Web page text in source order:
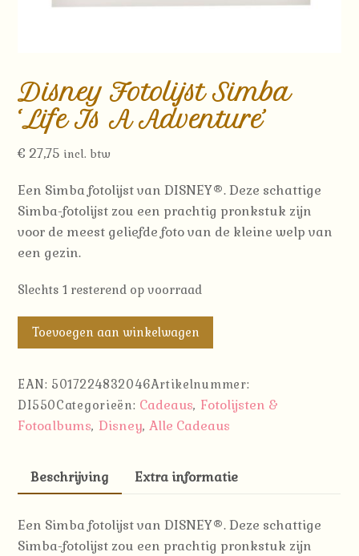
Disney Fotolijst Simba
‘Life Is A Adventure’
€ 27,75 incl. btw
Een Simba fotolijst van DISNEY®. Deze schattige
Simba-fotolijst zou een prachtig pronkstuk zijn
voor de meest geliefde foto van de kleine welp van
een gezin.
Slechts 1 resterend op voorraad
Disney
Fotolijst
'Life
Is
A
aantal
Toevoegen aan winkelwagen
EAN: 5017224832046Artikelnummer:
DI550Categorieën: Cadeaus, Fotolijsten &
Fotoalbums, Disney,Alle Cadeaus
Beschrijving Extra informatie
Een Simba fotolijst van DISNEY®.Deze schattige
Simba-fotolijst zou een prachtig pronkstuk zijn